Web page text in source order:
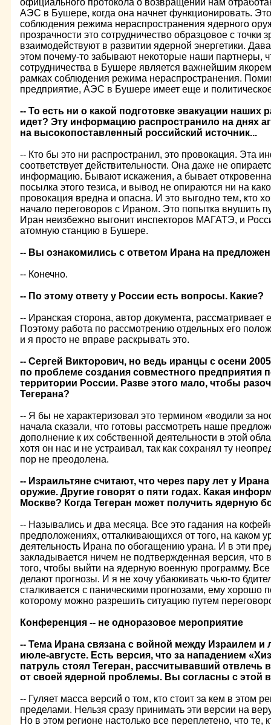
официального протокола о возвращении нам
АЭС в Бушере, когда она начнет функционировать.
соблюдения режима нераспространения ядерного
прозрачности это сотрудничество образцовое с точки
взаимодействуют в развитии ядерной энергетики.
этом почему-то забывают некоторые наши партнеры,
сотрудничества в Бушере является важнейшим
рамках соблюдения режима нераспространения.
предприятие, АЭС в Бушере имеет еще и
-- То есть ни о какой подготовке эвакуации наших
идет? Эту информацию распространило на днях
на высокопоставленный российский источник...
-- Кто бы это ни распространил, это провокация. Эта
соответствует действительности. Она даже не
информацию. Бывают искажения, а бывает
посылка этого тезиса, и вывод не опираются ни на
провокация вредна и опасна. И это выгодно тем, кто
начало переговоров с Ираном. Это попытка внушить
Иран неизбежно выгонит инспекторов МАГАТЭ, и
атомную станцию в Бушере.
-- Вы ознакомились с ответом Ирана на
-- Конечно.
-- По этому ответу у России есть вопросы. Какие?
-- Иранская сторона, автор документа, рассматривает
Поэтому работа по рассмотрению отдельных его
и я просто не вправе раскрывать это.
-- Сергей Викторович, но ведь иранцы с осени
по проблеме создания совместного предприятия
территории России. Разве этого мало, чтобы
Тегерана?
-- Я бы не характеризовал это термином «водили за
начала сказали, что готовы рассмотреть наше
дополнение к их собственной деятельности в этой
хотя он нас и не устраивал, так как сохранял ту
пор не преодолена.
-- Израильтяне считают, что через пару лет у
оружие. Другие говорят о пяти годах. Какая
Москве? Когда Тегеран может получить ядерную
-- Назывались и два месяца. Все это гадания на
предположениях, отталкивающихся от того, на каком
деятельность Ирана по обогащению урана. И в эти
закладывается ничем не подтвержденная версия, что
того, чтобы выйти на ядерную военную программу.
делают прогнозы. И я не хочу убаюкивать чью-то
сталкивается с паническими прогнозами, ему хорошо
которому можно разрешить ситуацию путем
Конференция -- не одноразовое мероприятие
-- Тема Ирана связана с войной между Израилем и
июле-августе. Есть версия, что за нападением
патруль стоял Тегеран, рассчитывавший отвлечь
от своей ядерной проблемы. Вы согласны с этой
-- Гуляет масса версий о том, кто стоит за кем в этом
пределами. Нельзя сразу принимать эти версии на
Но в этом регионе настолько все переплетено, что те,